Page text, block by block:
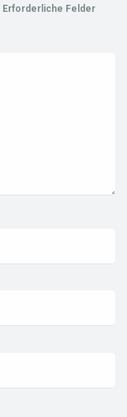
Erforderliche Felder